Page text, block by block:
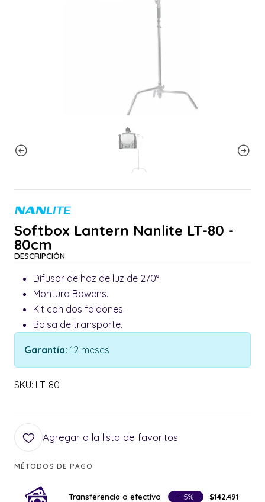
Softbox Lantern Nanlite LT-80 -
80cm
DESCRIPCIÓN
Difusor de haz de luz de 270°.
Montura Bowens.
Kit con dos faldones.
Bolsa de transporte.
Garantía: 12 meses
SKU: LT-80
Agregar a la lista de favoritos
MÉTODOS DE PAGO
Transferencia o efectivo - 5% $142.491